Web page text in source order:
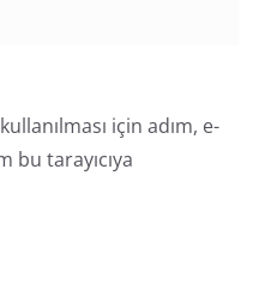
için adım, e-
bu tarayıcıya